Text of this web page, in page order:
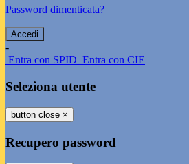
Password dimenticata?
-
Entra con SPID Entra con CIE
Seleziona utente
button close ×
Recupero password